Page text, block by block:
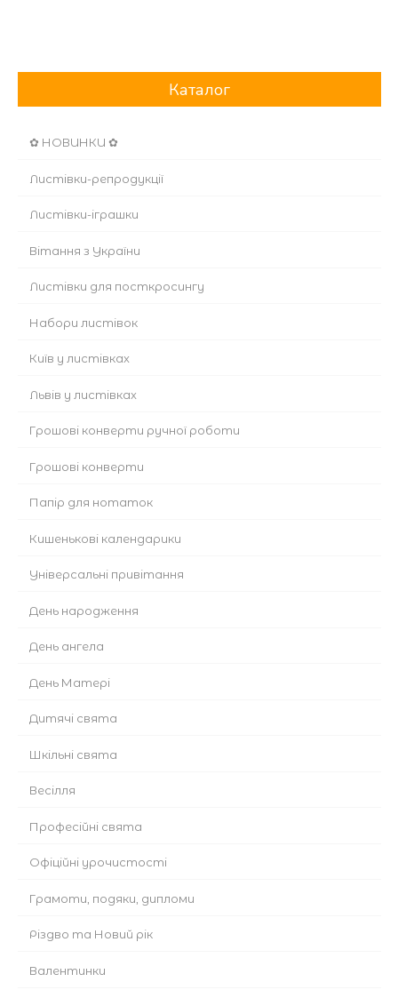
Каталог
✿ НОВИНКИ ✿
Листівки-репродукції
Листівки-іграшки
Вітання з України
Листівки для посткросингу
Набори листівок
Київ у листівках
Львів у листівках
Грошові конверти ручної роботи
Грошові конверти
Папір для нотаток
Кишенькові календарики
Універсальні привітання
День народження
День ангела
День Матері
Дитячі свята
Шкільні свята
Весілля
Професійні свята
Офіційні урочистості
Грамоти, подяки, дипломи
Різдво та Новий рік
Валентинки